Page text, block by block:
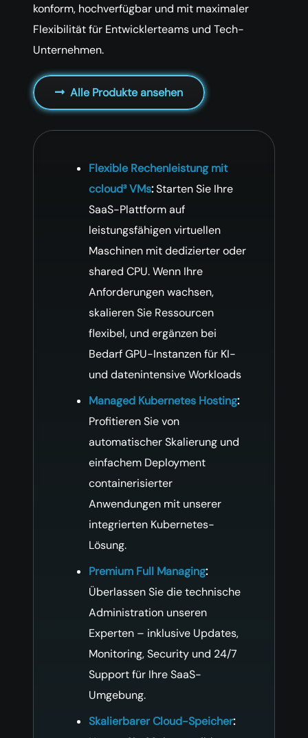
konform, hochverfügbar und mit maximaler
Flexibilität für Entwicklerteams und Tech-
Unternehmen.
Alle Produkte ansehen
Flexible Rechenleistung mit
ccloud³ VMs:Starten Sie Ihre
SaaS-Plattform auf
leistungsfähigen virtuellen
Maschinen mit dedizierter oder
shared CPU. Wenn Ihre
Anforderungen wachsen,
skalieren Sie Ressourcen
flexibel, und ergänzen bei
Bedarf GPU-Instanzen für KI-
und datenintensive Workloads
Managed Kubernetes Hosting:
Profitieren Sie von
automatischer Skalierung und
einfachem Deployment
containerisierter
Anwendungen mit unserer
integrierten Kubernetes-
Lösung.
Premium Full Managing:
Überlassen Sie die technische
Administration unseren
Experten – inklusive Updates,
Monitoring, Security und 24/7
Support für Ihre SaaS-
Umgebung.
Skalierbarer Cloud-Speicher: